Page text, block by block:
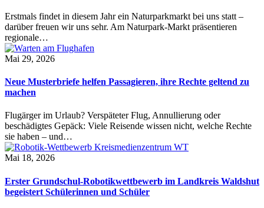
Erstmals findet in diesem Jahr ein Naturparkmarkt bei uns statt –
darüber freuen wir uns sehr. Am Naturpark-Markt präsentieren
regionale…
Mai 29, 2026
Neue Musterbriefe helfen Passagieren, ihre Rechte geltend zu
machen
Flugärger im Urlaub? Verspäteter Flug, Annullierung oder
beschädigtes Gepäck: Viele Reisende wissen nicht, welche Rechte
sie haben – und…
Mai 18, 2026
Erster Grundschul-Robotikwettbewerb im Landkreis Waldshut
begeistert Schülerinnen und Schüler